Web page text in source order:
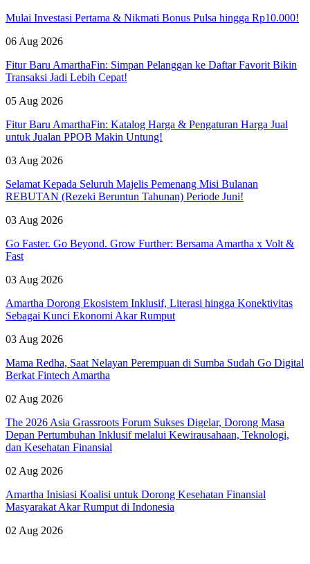
Mulai Investasi Pertama & Nikmati Bonus Pulsa hingga Rp10.000!
06 Aug 2026
Fitur Baru AmarthaFin: Simpan Pelanggan ke Daftar Favorit Bikin
Transaksi Jadi Lebih Cepat!
05 Aug 2026
Fitur Baru AmarthaFin: Katalog Harga & Pengaturan Harga Jual
untuk Jualan PPOB Makin Untung!
03 Aug 2026
Selamat Kepada Seluruh Majelis Pemenang Misi Bulanan
REBUTAN (Rezeki Beruntun Tahunan) Periode Juni!
03 Aug 2026
Go Faster. Go Beyond. Grow Further: Bersama Amartha x Volt &
Fast
03 Aug 2026
Amartha Dorong Ekosistem Inklusif, Literasi hingga Konektivitas
Sebagai Kunci Ekonomi Akar Rumput
03 Aug 2026
Mama Redha, Saat Nelayan Perempuan di Sumba Sudah Go Digital
Berkat Fintech Amartha
02 Aug 2026
The 2026 Asia Grassroots Forum Sukses Digelar, Dorong Masa
Depan Pertumbuhan Inklusif melalui Kewirausahaan, Teknologi,
dan Kesehatan Finansial
02 Aug 2026
Amartha Inisiasi Koalisi untuk Dorong Kesehatan Finansial
Masyarakat Akar Rumput di Indonesia
02 Aug 2026